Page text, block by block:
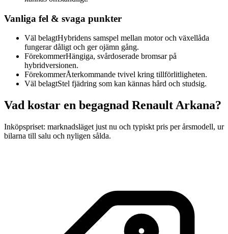
Vanliga fel & svaga punkter
Väl belagtHybridens samspel mellan motor och växellåda
fungerar dåligt och ger ojämn gång.
FörekommerHängiga, svårdoserade bromsar på
hybridversionen.
FörekommerÅterkommande tvivel kring tillförlitligheten.
Väl belagtStel fjädring som kan kännas hård och studsig.
Vad kostar en begagnad Renault Arkana?
Inköpspriset: marknadsläget just nu och typiskt pris per årsmodell, ur
bilarna till salu och nyligen sålda.